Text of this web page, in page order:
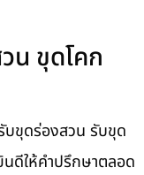
น ขุดโคก
บขุดร่องสวน รับขุด
นดีให้คำปรึกษาตลอด